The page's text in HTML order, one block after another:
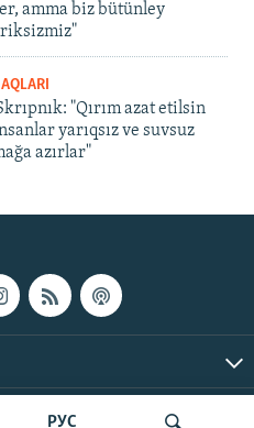
РУС
amma biz bütünley
"Qırım azat etilsin
yarıqsız ve suvsuz
azırlar"
2026 | All Rights Reserved.